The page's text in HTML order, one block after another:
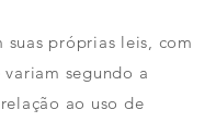
suas próprias leis, com
segundo a
ao uso de